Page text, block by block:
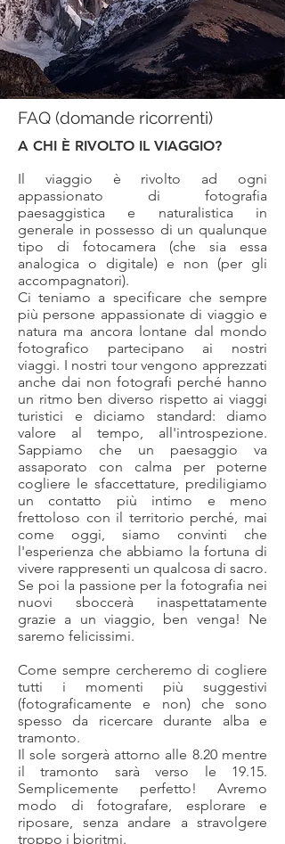
FAQ (domande ricorrenti)
A CHI È RIVOLTO IL VIAGGIO?
Il viaggio è rivolto ad ogni
appassionato di fotografia
paesaggistica e naturalistica in
generale in possesso di un qualunque
tipo di fotocamera (che sia essa
analogica o digitale) e non (per gli
accompagnatori).
Ci teniamo a specificare che sempre
più persone appassionate di viaggio e
natura ma ancora lontane dal mondo
fotografico partecipano ai nostri
viaggi. I nostri tour vengono apprezzati
anche dai non fotografi perché hanno
un ritmo ben diverso rispetto ai viaggi
turistici e diciamo standard: diamo
valore al tempo, all'introspezione.
Sappiamo che un paesaggio va
assaporato con calma per poterne
cogliere le sfaccettature, prediligiamo
un contatto più intimo e meno
frettoloso con il territorio perché, mai
come oggi, siamo convinti che
l'esperienza che abbiamo la fortuna di
vivere rappresenti un qualcosa di sacro.
Se poi la passione per la fotografia nei
nuovi sboccerà inaspettatamente
grazie a un viaggio, ben venga! Ne
saremo felicissimi.
Come sempre cercheremo di cogliere
tutti i momenti più suggestivi
(fotograficamente e non) che sono
spesso da ricercare durante alba e
tramonto.
Il sole sorgerà attorno alle 8.20 mentre
il tramonto sarà verso le 19.15.
Semplicemente perfetto! Avremo
modo di fotografare, esplorare e
riposare, senza andare a stravolgere
troppo i bioritmi.